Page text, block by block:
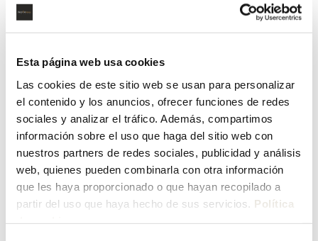
Esta página web usa cookies
Las cookies de este sitio web se usan para personalizar
el contenido y los anuncios, ofrecer funciones de redes
sociales y analizar el tráfico. Además, compartimos
información sobre el uso que haga del sitio web con
nuestros partners de redes sociales, publicidad y análisis
web, quienes pueden combinarla con otra información
que les haya proporcionado o que hayan recopilado a
partir del uso que haya hecho de sus servicios. Política
¿Has olvidado tu contraseña?